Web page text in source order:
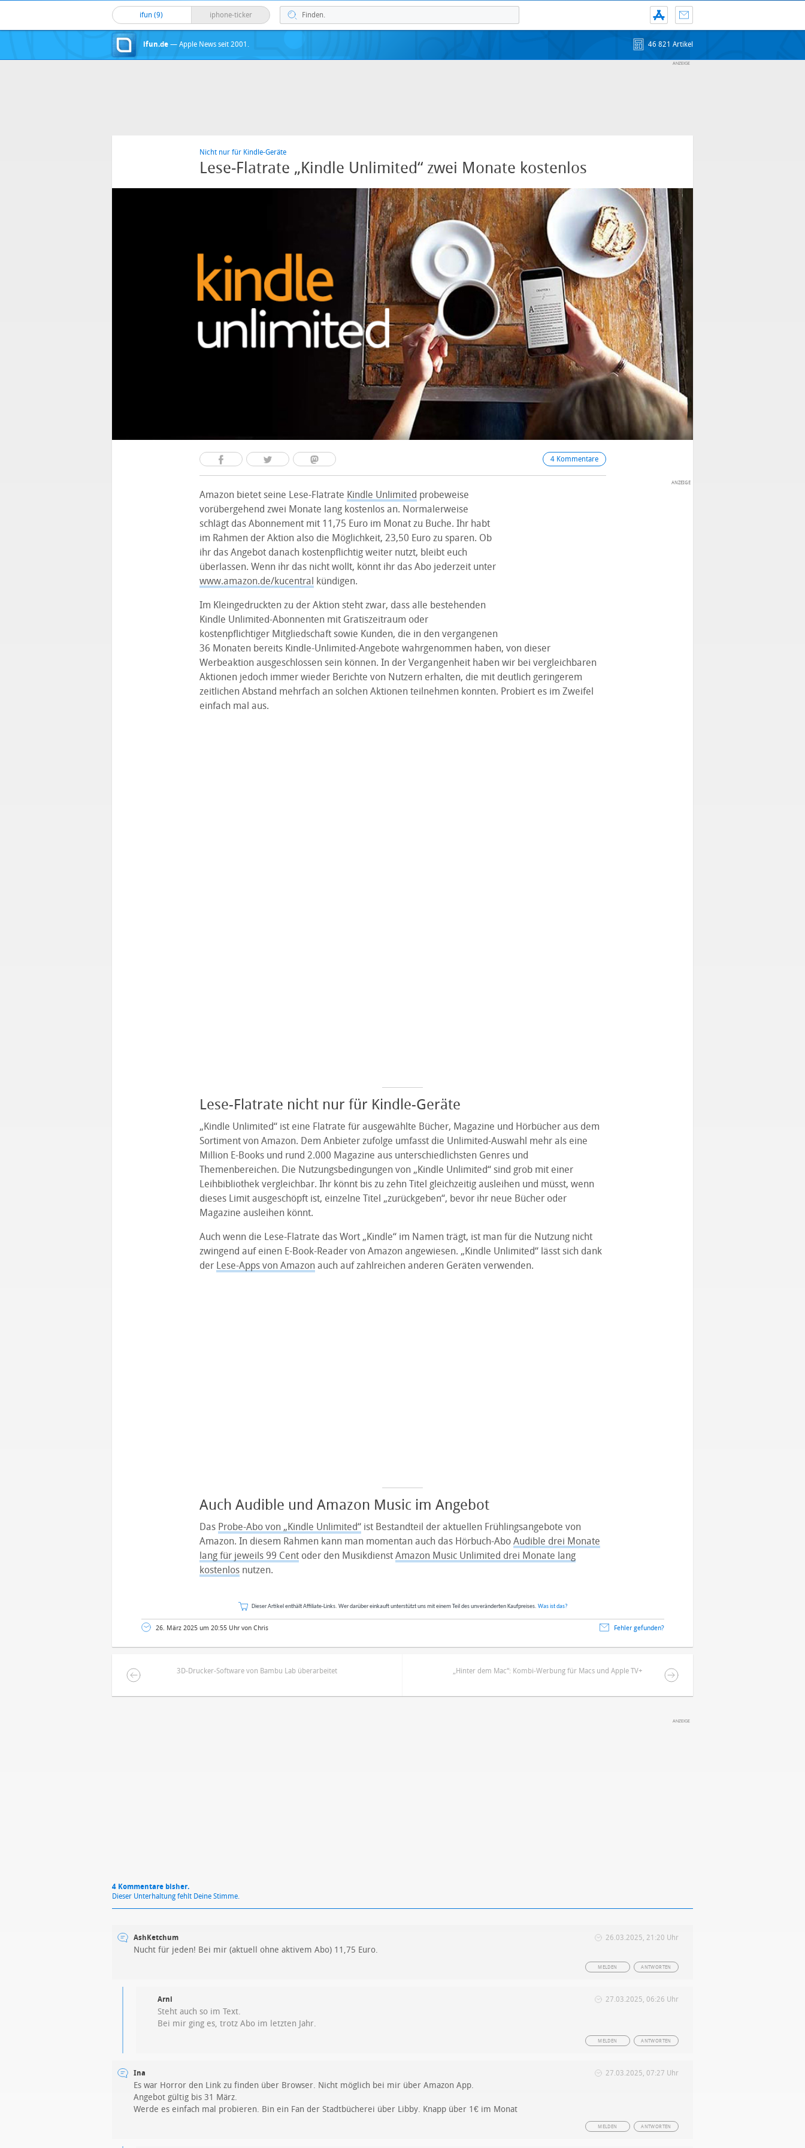
ifun (9) iphone-ticker
ifun.de — Apple News seit 2001. 46 821 Artikel
Nicht nur für Kindle-Geräte
Lese-Flatrate „Kindle Unlimited“ zwei Monate kostenlos
4 Kommentare
Amazon bietet seine Lese-Flatrate Kindle Unlimited probeweise
vorübergehend zwei Monate lang kostenlos an. Normalerweise
schlägt das Abonnement mit 11,75 Euro im Monat zu Buche. Ihr habt
im Rahmen der Aktion also die Möglichkeit, 23,50 Euro zu sparen. Ob
ihr das Angebot danach kostenpflichtig weiter nutzt, bleibt euch
überlassen. Wenn ihr das nicht wollt, könnt ihr das Abo jederzeit unter
www.amazon.de/kucentral kündigen.
Im Kleingedruckten zu der Aktion steht zwar, dass alle bestehenden
Kindle Unlimited-Abonnenten mit Gratiszeitraum oder
kostenpflichtiger Mitgliedschaft sowie Kunden, die in den vergangenen
36 Monaten bereits Kindle-Unlimited-Angebote wahrgenommen haben, von dieser
Werbeaktion ausgeschlossen sein können. In der Vergangenheit haben wir bei vergleichbaren
Aktionen jedoch immer wieder Berichte von Nutzern erhalten, die mit deutlich geringerem
zeitlichen Abstand mehrfach an solchen Aktionen teilnehmen konnten. Probiert es im Zweifel
einfach mal aus.
Lese-Flatrate nicht nur für Kindle-Geräte
„Kindle Unlimited“ ist eine Flatrate für ausgewählte Bücher, Magazine und Hörbücher aus dem
Sortiment von Amazon. Dem Anbieter zufolge umfasst die Unlimited-Auswahl mehr als eine
Million E-Books und rund 2.000 Magazine aus unterschiedlichsten Genres und
Themenbereichen. Die Nutzungsbedingungen von „Kindle Unlimited“ sind grob mit einer
Leihbibliothek vergleichbar. Ihr könnt bis zu zehn Titel gleichzeitig ausleihen und müsst, wenn
dieses Limit ausgeschöpft ist, einzelne Titel „zurückgeben“, bevor ihr neue Bücher oder
Magazine ausleihen könnt.
Auch wenn die Lese-Flatrate das Wort „Kindle“ im Namen trägt, ist man für die Nutzung nicht
zwingend auf einen E-Book-Reader von Amazon angewiesen. „Kindle Unlimited“ lässt sich dank
der Lese-Apps von Amazonauch auf zahlreichen anderen Geräten verwenden.
Auch Audible und Amazon Music im Angebot
Das Probe-Abo von „Kindle Unlimited“ist Bestandteil der aktuellen Frühlingsangebote von
Amazon. In diesem Rahmen kann man momentan auch das Hörbuch-Abo Audible drei Monate
lang für jeweils 99 Centoder den Musikdienst Amazon Music Unlimited drei Monate lang
kostenlosnutzen.
Dieser Artikel enthält Affiliate-Links. Wer darüber einkauft unterstützt uns mit einem Teil des unveränderten Kaufpreises. Was ist das?
26. März 2025 um 20:55 Uhr von Chris Fehler gefunden?
3D-Drucker-Software von Bambu Lab überarbeitet „Hinter dem Mac“: Kombi-Werbung für Macs und Apple TV+
4 Kommentare bisher.
Dieser Unterhaltung fehlt Deine Stimme.
AshKetchum 26.03.2025, 21:20 Uhr
Nucht für jeden! Bei mir (aktuell ohne aktivem Abo) 11,75 Euro.
ANTWORTEN
MELDEN
Arni 27.03.2025, 06:26 Uhr
Steht auch so im Text.
Bei mir ging es, trotz Abo im letzten Jahr.
ANTWORTEN
MELDEN
Ina 27.03.2025, 07:27 Uhr
Es war Horror den Link zu finden über Browser. Nicht möglich bei mir über Amazon App.
Angebot gültig bis 31 März.
Werde es einfach mal probieren. Bin ein Fan der Stadtbücherei über Libby. Knapp über 1€ im Monat
ANTWORTEN
MELDEN